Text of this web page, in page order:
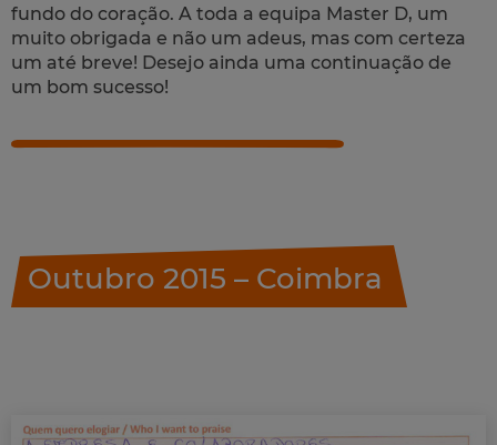
fundo do coração. A toda a equipa Master D, um
muito obrigada e não um adeus, mas com certeza
um até breve! Desejo ainda uma continuação de
um bom sucesso!
Outubro 2015 – Coimbra